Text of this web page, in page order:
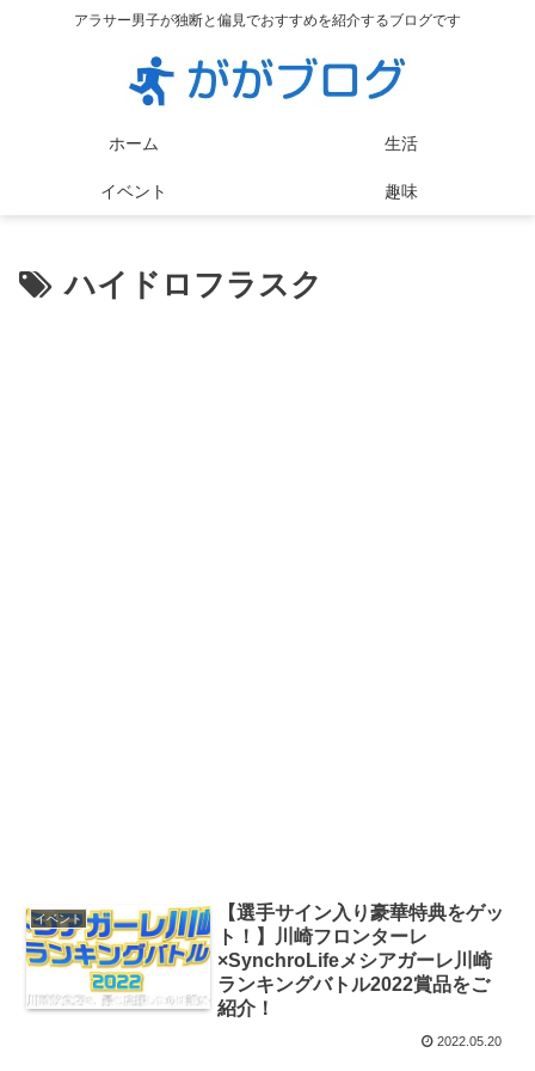
アラサー男子が独断と偏見でおすすめを紹介するブログです
ホーム 生活
イベント 趣味
ハイドロフラスク
イベント
【選手サイン入り豪華特典をゲッ
ト！】川崎フロンターレ
×SynchroLifeメシアガーレ川崎
ランキングバトル2022賞品をご
紹介！
2022.05.20